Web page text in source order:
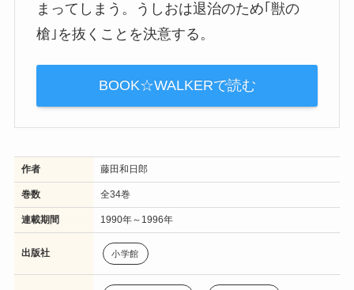
まってしまう。うしおは退治のため｢獣の
槍｣を抜くことを決意する。
BOOK☆WALKERで読む
作者 藤田和日郎
巻数 全34巻
連載期間 1990年～1996年
出版社 小学館